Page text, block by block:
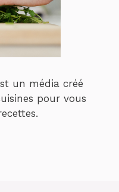
un média créé
pour vous